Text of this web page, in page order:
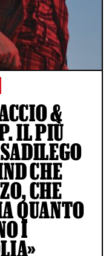
&
IL PIÙ
CHE
CHE
QUANTO
I